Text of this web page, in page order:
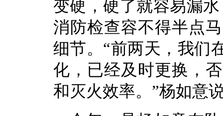
变硬，硬了就容易漏
消防检查容不得半点
细节。“前两天，我们
化，已经及时更换，
和灭火效率。”杨如意